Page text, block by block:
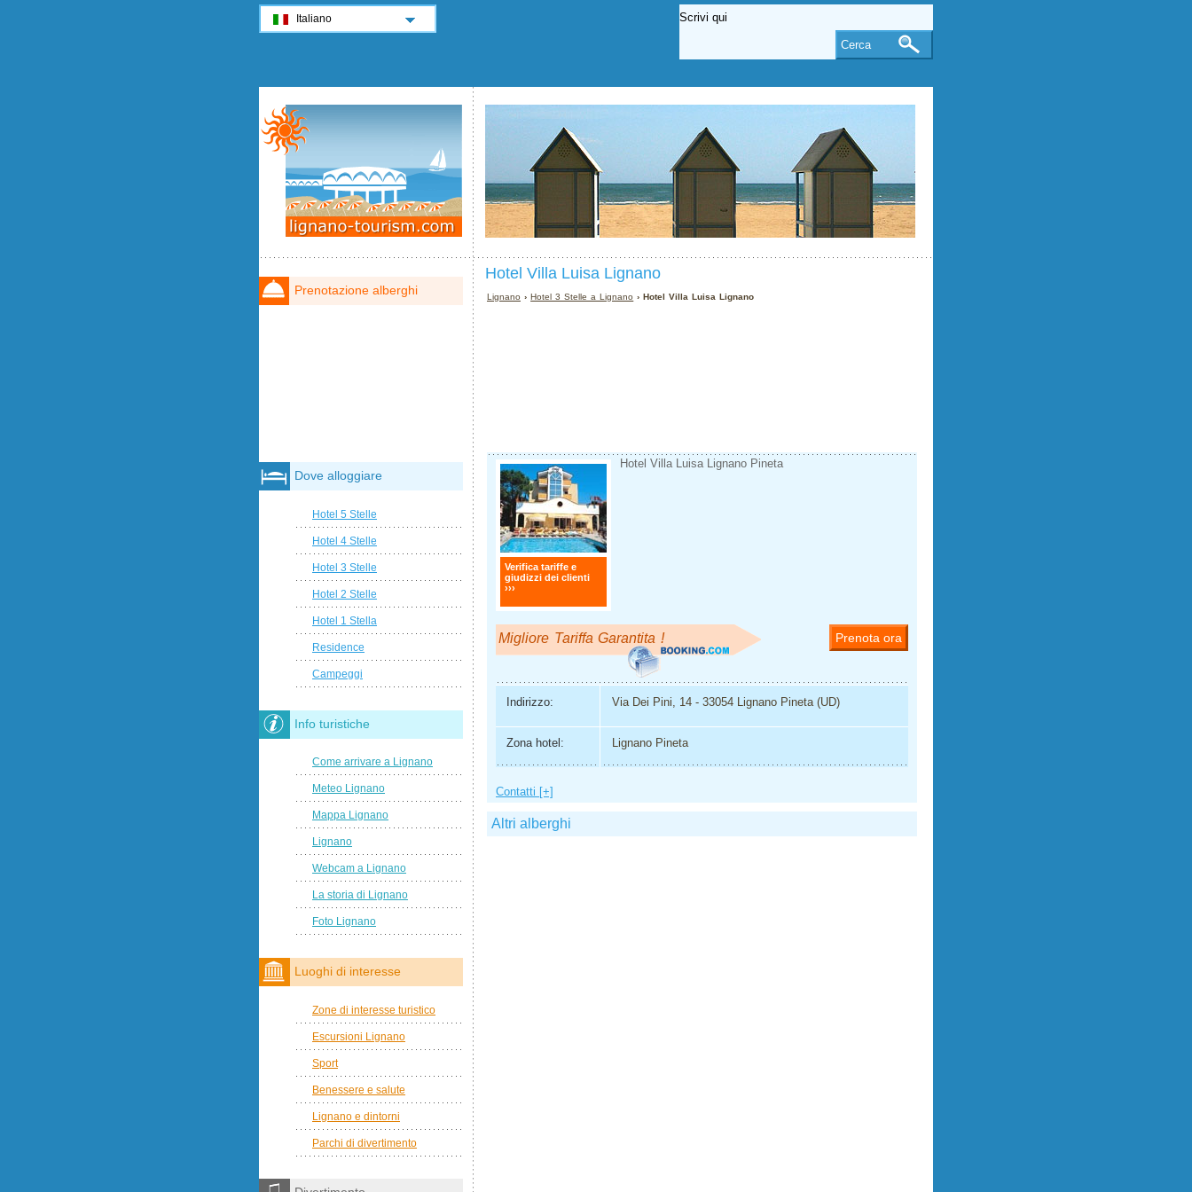
Hotel Villa Luisa Lignano
Lignano ›Hotel 3 Stelle a Lignano › Hotel Villa Luisa Lignano
Verifica tariffe e
giudizzi dei clienti
›››
Hotel Villa Luisa Lignano Pineta
Migliore Tariffa Garantita ! Prenota ora
Indirizzo: Via Dei Pini, 14 - 33054 Lignano Pineta (UD)
Zona hotel: Lignano Pineta
Contatti [+]
Altri alberghi
Prenotazione alberghi
Dove alloggiare
Hotel 5 Stelle
Hotel 4 Stelle
Hotel 3 Stelle
Hotel 2 Stelle
Hotel 1 Stella
Residence
Campeggi
Info turistiche
Come arrivare a Lignano
Meteo Lignano
Mappa Lignano
Lignano
Webcam a Lignano
La storia di Lignano
Foto Lignano
Luoghi di interesse
Zone di interesse turistico
Escursioni Lignano
Sport
Benessere e salute
Lignano e dintorni
Parchi di divertimento
Italiano
Cerca